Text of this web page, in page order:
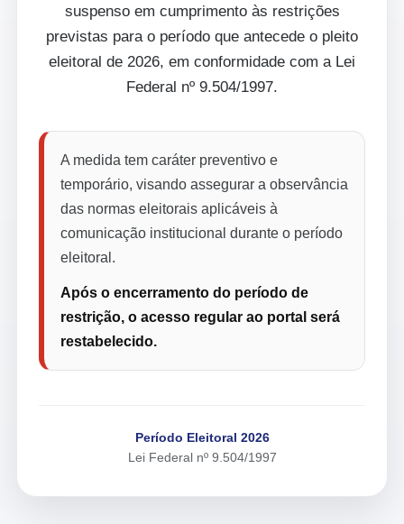
suspenso em cumprimento às restrições
previstas para o período que antecede o pleito
eleitoral de 2026, em conformidade com a Lei
Federal nº 9.504/1997.
A medida tem caráter preventivo e
temporário, visando assegurar a observância
das normas eleitorais aplicáveis à
comunicação institucional durante o período
eleitoral.
Após o encerramento do período de
restrição, o acesso regular ao portal será
restabelecido.
Período Eleitoral 2026
Lei Federal nº 9.504/1997